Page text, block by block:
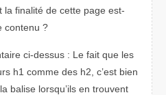
la finalité de cette page est-
contenu ?
ci-dessus : Le fait que les
h1 comme des h2, c’est bien
balise lorsqu’ils en trouvent